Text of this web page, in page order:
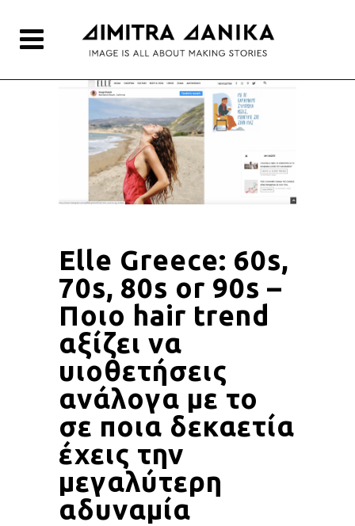
Elle Greece: 60s,
70s, 80s or 90s –
Ποιο hair trend
αξίζει να
υιοθετήσεις
ανάλογα με το
σε ποια δεκαετία
έχεις την
μεγαλύτερη
αδυναμία